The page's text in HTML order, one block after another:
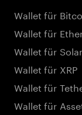
Wallet für
Wallet für
Wallet für
Wallet für XRP
Wallet für
Wallet für